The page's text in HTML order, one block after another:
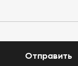
Отправить